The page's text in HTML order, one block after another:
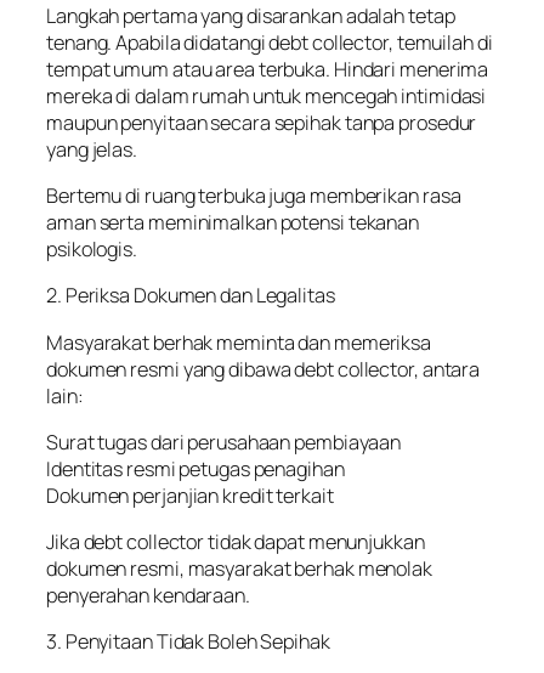
Langkah pertama yang disarankan adalah tetap
tenang. Apabila didatangi debt collector, temuilah di
tempat umum atau area terbuka. Hindari menerima
mereka di dalam rumah untuk mencegah intimidasi
maupun penyitaan secara sepihak tanpa prosedur
yang jelas.
Bertemu di ruang terbuka juga memberikan rasa
aman serta meminimalkan potensi tekanan
psikologis.
2. Periksa Dokumen dan Legalitas
Masyarakat berhak meminta dan memeriksa
dokumen resmi yang dibawa debt collector, antara
lain:
Surat tugas dari perusahaan pembiayaan
Identitas resmi petugas penagihan
Dokumen perjanjian kredit terkait
Jika debt collector tidak dapat menunjukkan
dokumen resmi, masyarakat berhak menolak
penyerahan kendaraan.
3. Penyitaan Tidak Boleh Sepihak